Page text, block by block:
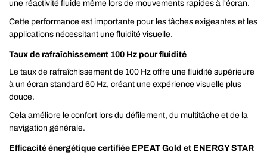
une réactivité fluide même lors de mouvements rapides à l'écran.
Cette performance est importante pour les tâches exigeantes et les
applications nécessitant une fluidité visuelle.
Taux de rafraîchissement 100 Hz pour fluidité
Le taux de rafraîchissement de 100 Hz offre une fluidité supérieure
à un écran standard 60 Hz, créant une expérience visuelle plus
douce.
Cela améliore le confort lors du défilement, du multitâche et de la
navigation générale.
Efficacité énergétique certifiée EPEAT Gold et ENERGY STAR